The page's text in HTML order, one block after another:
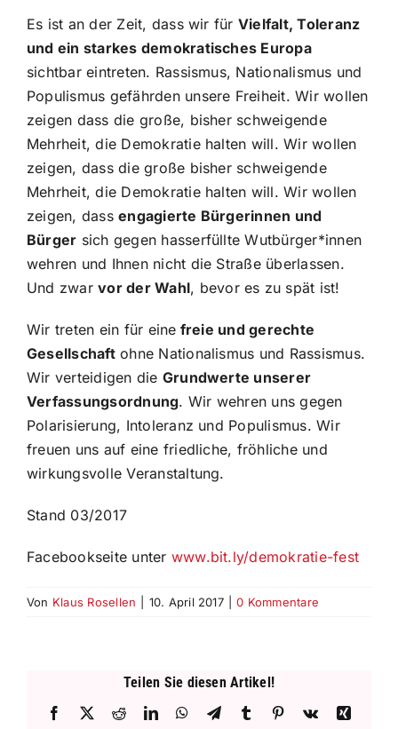
Es ist an der Zeit, dass wir für Vielfalt, Toleranz
und ein starkes demokratisches Europa
sichtbar eintreten. Rassismus, Nationalismus und
Populismus gefährden unsere Freiheit. Wir wollen
zeigen dass die große, bisher schweigende
Mehrheit, die Demokratie halten will. Wir wollen
zeigen, dass die große bisher schweigende
Mehrheit, die Demokratie halten will. Wir wollen
zeigen, dassengagierte Bürgerinnen und
Bürger sich gegen hasserfüllte Wutbürger*innen
wehren und Ihnen nicht die Straße überlassen.
Und zwarvor der Wahl, bevor es zu spät ist!
Wir treten ein für eine freie und gerechte
Gesellschaftohne Nationalismus und Rassismus.
Wir verteidigen die Grundwerte unserer
Verfassungsordnung. Wir wehren uns gegen
Polarisierung, Intoleranz und Populismus. Wir
freuen uns auf eine friedliche, fröhliche und
wirkungsvolle Veranstaltung.
Stand 03/2017
Facebookseite unter www.bit.ly/demokratie-fest
Von Klaus Rosellen 10. April 2017 0 Kommentare
Teilen Sie diesen Artikel!
Facebook
X RedditLinkedInWhatsApp
TelegramTumblr Pinterest
Vk
Xing